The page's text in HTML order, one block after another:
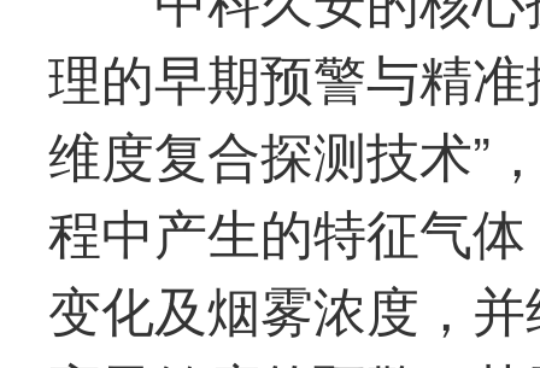
理的早期预警与精
维度复合探测技术”
程中产生的特征气
变化及烟雾浓度，